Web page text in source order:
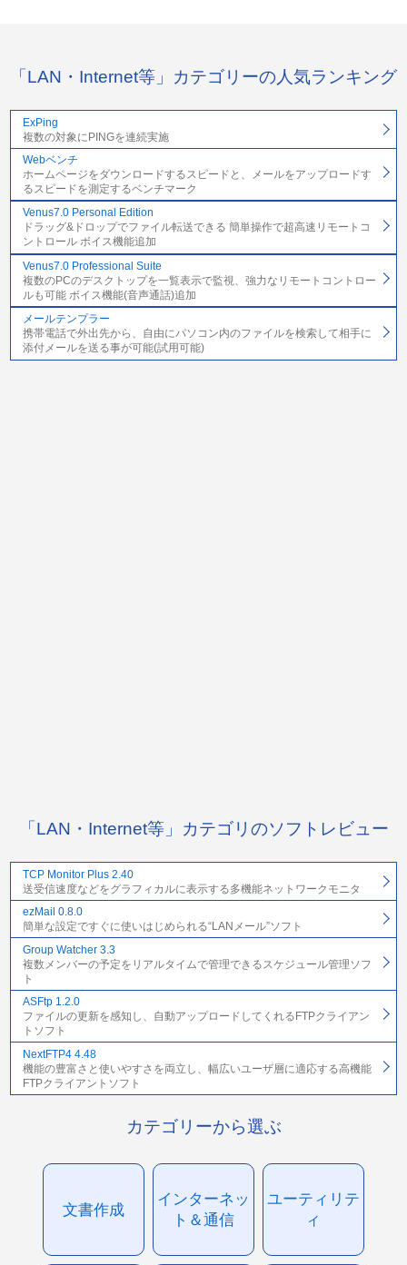
「LAN・Internet等」カテゴリーの人気ランキング
ExPing
複数の対象にPINGを連続実施
Webベンチ
ホームページをダウンロードするスピードと、メールをアップロードす
るスピードを測定するベンチマーク
Venus7.0 Personal Edition
ドラッグ&ドロップでファイル転送できる 簡単操作で超高速リモートコ
ントロール ボイス機能追加
Venus7.0 Professional Suite
複数のPCのデスクトップを一覧表示で監視、強力なリモートコントロー
ルも可能 ボイス機能(音声通話)追加
メールテンプラー
携帯電話で外出先から、自由にパソコン内のファイルを検索して相手に
添付メールを送る事が可能(試用可能)
「LAN・Internet等」カテゴリのソフトレビュー
TCP Monitor Plus 2.40
送受信速度などをグラフィカルに表示する多機能ネットワークモニタ
ezMail 0.8.0
簡単な設定ですぐに使いはじめられる“LANメール”ソフト
Group Watcher 3.3
複数メンバーの予定をリアルタイムで管理できるスケジュール管理ソフ
ト
ASFtp 1.2.0
ファイルの更新を感知し、自動アップロードしてくれるFTPクライアン
トソフト
NextFTP4 4.48
機能の豊富さと使いやすさを両立し、幅広いユーザ層に適応する高機能
FTPクライアントソフト
カテゴリーから選ぶ
文書作成
インターネッ
ト＆通信
ユーティリテ
ィ